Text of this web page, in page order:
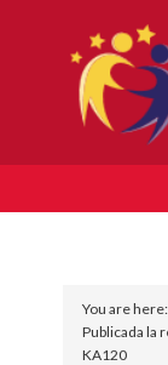
You are
Publicada la
KA120